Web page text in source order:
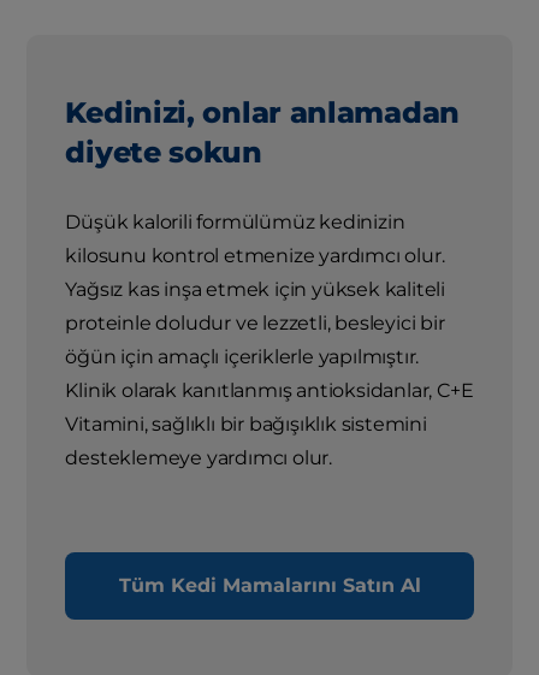
Kedinizi, onlar anlamadan
diyete sokun
Düşük kalorili formülümüz kedinizin
kilosunu kontrol etmenize yardımcı olur.
Yağsız kas inşa etmek için yüksek kaliteli
proteinle doludur ve lezzetli, besleyici bir
öğün için amaçlı içeriklerle yapılmıştır.
Klinik olarak kanıtlanmış antioksidanlar, C+E
Vitamini, sağlıklı bir bağışıklık sistemini
desteklemeye yardımcı olur.
Tüm Kedi Mamalarını Satın Al